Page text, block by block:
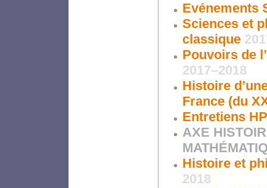
Evénements
Sciences et
classique
Pouvoirs de
2017–2018
Histoire
France (du
Entretiens
AXE
Histoire et
2018